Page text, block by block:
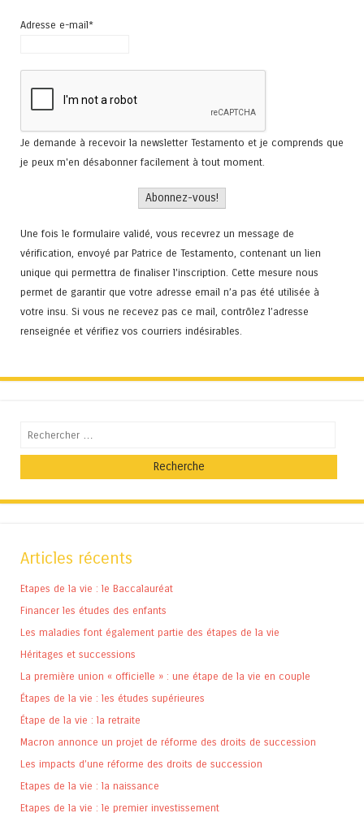
Adresse e-mail*
Je demande à recevoir la newsletter Testamento et je comprends que
je peux m'en désabonner facilement à tout moment.
Une fois le formulaire validé, vous recevrez un message de
vérification, envoyé par Patrice de Testamento, contenant un lien
unique qui permettra de finaliser l'inscription. Cette mesure nous
permet de garantir que votre adresse email n’a pas été utilisée à
votre insu. Si vous ne recevez pas ce mail, contrôlez l’adresse
renseignée et vérifiez vos courriers indésirables.
Recherche
Articles récents
Etapes de la vie : le Baccalauréat
Financer les études des enfants
Les maladies font également partie des étapes de la vie
Héritages et successions
La première union « officielle » : une étape de la vie en couple
Étapes de la vie : les études supérieures
Étape de la vie : la retraite
Macron annonce un projet de réforme des droits de succession
Les impacts d’une réforme des droits de succession
Etapes de la vie : la naissance
Etapes de la vie : le premier investissement